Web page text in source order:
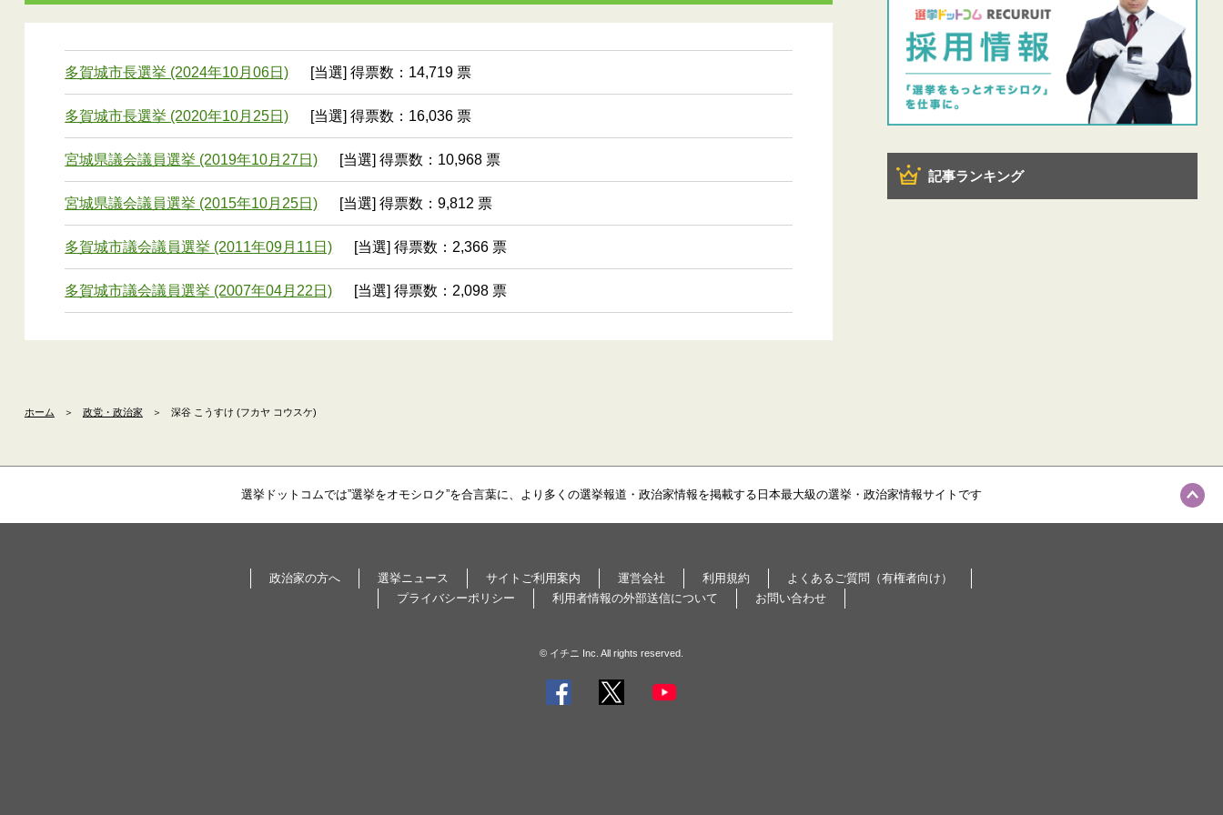
多賀城市長選挙 (2024年10月06日) [当選] 得票数：14,719 票
多賀城市長選挙 (2020年10月25日) [当選] 得票数：16,036 票
宮城県議会議員選挙 (2019年10月27日) [当選] 得票数：10,968 票
宮城県議会議員選挙 (2015年10月25日) [当選] 得票数：9,812 票
多賀城市議会議員選挙 (2011年09月11日) [当選] 得票数：2,366 票
多賀城市議会議員選挙 (2007年04月22日) [当選] 得票数：2,098 票
記事ランキング
ホーム ＞ 政党・政治家 ＞ 深谷 こうすけ (フカヤ コウスケ)
選挙ドットコムでは”選挙をオモシロク”を合言葉に、より多くの選挙報道・政治家情報を掲載する日本最大級の選挙・政治家情報サイトです
政治家の方へ 選挙ニュース サイトご利用案内 運営会社 利用規約
よくあるご質問（有権者向け）
プライバシーポリシー
利用者情報の外部送信について お問い合わせ
© イチニ Inc. All rights reserved.